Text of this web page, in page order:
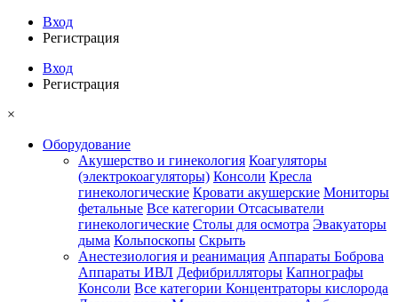
Вход
Регистрация
Вход
Регистрация
×
Оборудование
Акушерство и гинекология Коагуляторы
(электрокоагуляторы) Консоли Кресла
гинекологические Кровати акушерские Мониторы
фетальные Все категории Отсасыватели
гинекологические Столы для осмотра Эвакуаторы
дыма Кольпоскопы Скрыть
Анестезиология и реанимация Аппараты Боброва
Аппараты ИВЛ Дефибрилляторы Капнографы
Консоли Все категории Концентраторы кислорода